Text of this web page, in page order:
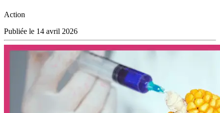
Action
Publiée le 14 avril 2026